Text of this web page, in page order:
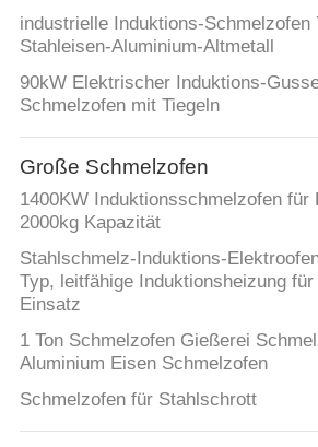
FABRIK-
AUSFLUG
TRETEN
SIE
MIT
UNS
IN
VERBINDUNG
industrielle Induktions-Schmelzofen
Stahleisen-Aluminium-Altmetall
90kW Elektrischer Induktions-
Schmelzofen mit Tiegeln
Große Schmelzofen
1400KW Induktionsschmelzofen für
2000kg Kapazität
Stahlschmelz-Induktions-
Typ, leitfähige Induktionsheizung
Einsatz
1 Ton Schmelzofen Gießerei
Aluminium Eisen Schmelzofen
Schmelzofen für Stahlschrott